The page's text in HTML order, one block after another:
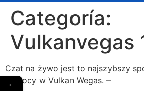
Categoría:
Vulkanvegas
Czat na żywo jest to najszybszy
pomocy w Vulkan Wegas. –
←